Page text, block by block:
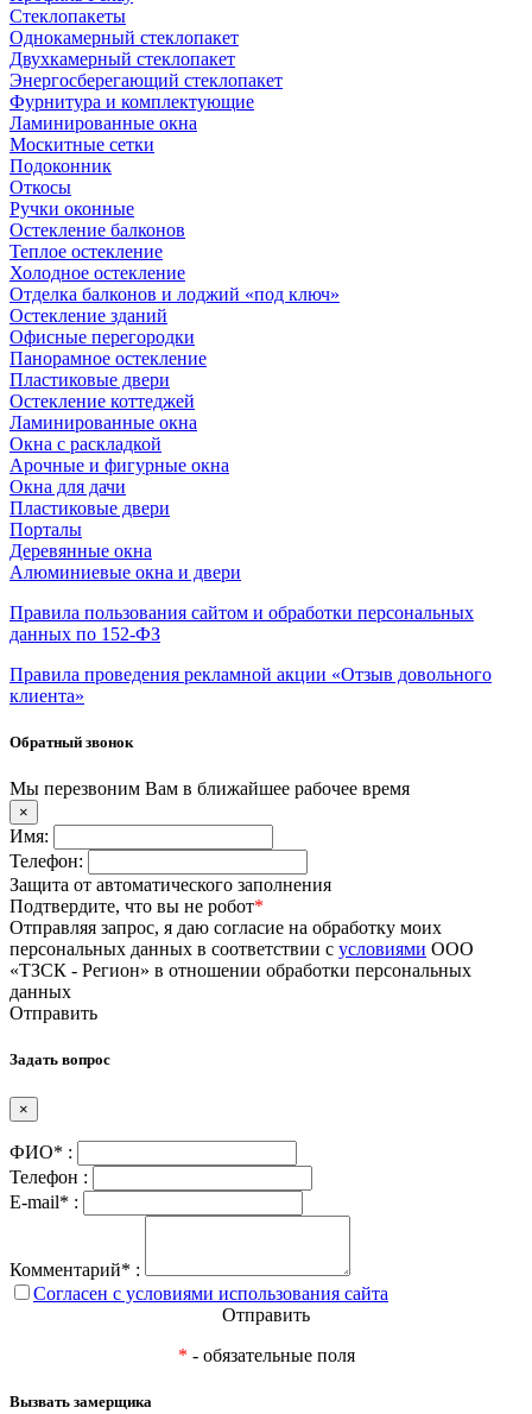
Стеклопакеты
Однокамерный стеклопакет
Двухкамерный стеклопакет
Энергосберегающий стеклопакет
Фурнитура и комплектующие
Ламинированные окна
Москитные сетки
Подоконник
Откосы
Ручки оконные
Остекление балконов
Теплое остекление
Холодное остекление
Отделка балконов и лоджий «под ключ»
Остекление зданий
Офисные перегородки
Панорамное остекление
Пластиковые двери
Остекление коттеджей
Ламинированные окна
Окна с раскладкой
Арочные и фигурные окна
Окна для дачи
Пластиковые двери
Порталы
Деревянные окна
Алюминиевые окна и двери
Правила пользования сайтом и обработки персональных
данных по 152-ФЗ
Правила проведения рекламной акции «Отзыв довольного
клиента»
Обратный звонок
Мы перезвоним Вам в ближайшее рабочее время
×
Имя:
Телефон:
Защита от автоматического заполнения
Подтвердите, что вы не робот*
Отправляя запрос, я даю согласие на обработку моих
персональных данных в соответствии с условиями ООО
«ТЗСК - Регион» в отношении обработки персональных
данных
Отправить
Задать вопрос
×
ФИО* :
Телефон :
E-mail* :
Комментарий* :
Согласен с условиями использования сайта
Отправить
* - обязательные поля
Вызвать замерщика